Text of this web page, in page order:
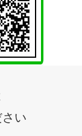
さい